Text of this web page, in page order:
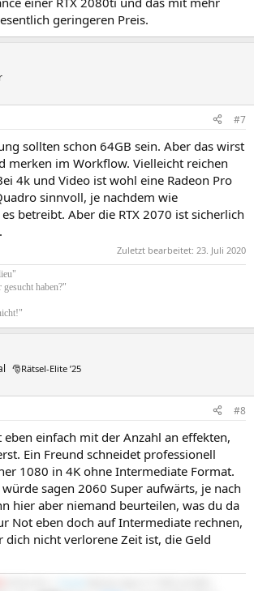
geringeren Preis.
#7
sollten schon 64GB sein. Aber das wirst
merken im Workflow. Vielleicht reichen
4k und Video ist wohl eine Radeon Pro
sinnvoll, je nachdem wie
betreibt. Aber die RTX 2070 ist sicherlich
Zuletzt bearbeitet: 23. Juli 2020
gesucht haben?"
🎅Rätsel-Elite ’25
#8
eben einfach mit der Anzahl an effekten,
Ein Freund schneidet professionell
1080 in 4K ohne Intermediate Format.
sagen 2060 Super aufwärts, je nach
hier aber niemand beurteilen, was du da
Not eben doch auf Intermediate rechnen,
dich nicht verlorene Zeit ist, die Geld